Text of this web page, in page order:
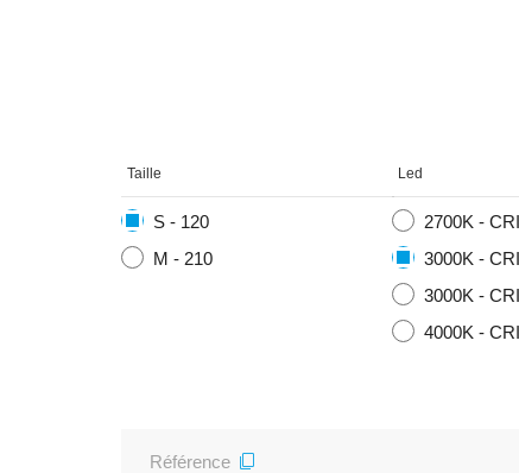
Taille
S - 120
M - 210
Led
2700K -
3000K -
3000K -
4000K -
Référence